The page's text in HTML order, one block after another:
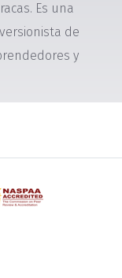
Es una
de
y